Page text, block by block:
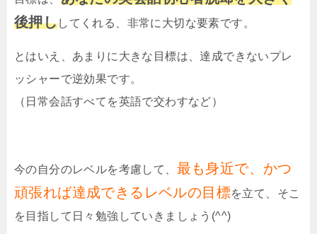
後押ししてくれる、非常に大切な要素です。
とはいえ、あまりに大きな目標は、達成できないプレ
ッシャーで逆効果です。
（日常会話すべてを英語で交わすなど）
今の自分のレベルを考慮して、 最も身近で、かつ
頑張れば達成できるレベルの目標を立て、そこ
を目指して日々勉強していきましょう(^^)